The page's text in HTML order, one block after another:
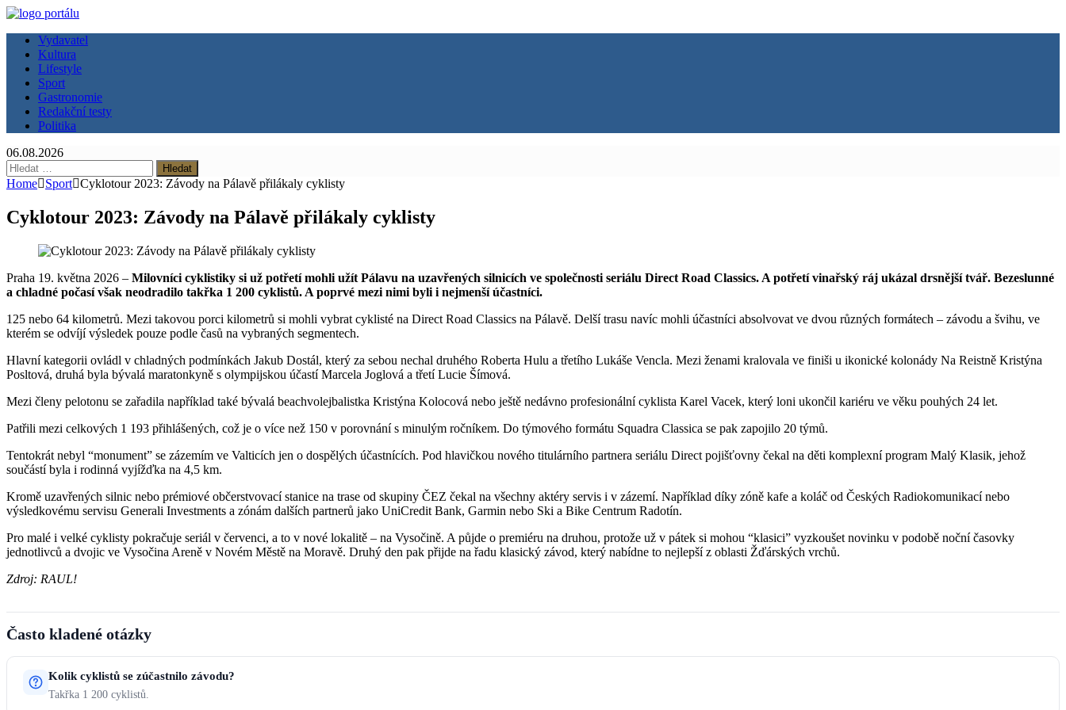
Vydavatel
Kultura
Lifestyle
Sport
Gastronomie
Redakční testy
Politika
06.08.2026
Vyhledávání
Home
Sport Cyklotour 2023: Závody na Pálavě přilákaly cyklisty
Cyklotour 2023: Závody na Pálavě přilákaly cyklisty
Praha 19. května 2026 – Milovníci cyklistiky si už potřetí mohli užít Pálavu na uzavřených silnicích ve společnosti seriálu Direct Road Classics. A potřetí vinařský ráj ukázal drsnější tvář. Bezeslunné
a chladné počasí však neodradilo takřka 1 200 cyklistů. A poprvé mezi nimi byli i nejmenší účastníci.
125 nebo 64 kilometrů. Mezi takovou porci kilometrů si mohli vybrat cyklisté na Direct Road Classics na Pálavě. Delší trasu navíc mohli účastníci absolvovat ve dvou různých formátech – závodu a švihu, ve
kterém se odvíjí výsledek pouze podle časů na vybraných segmentech.
Hlavní kategorii ovládl v chladných podmínkách Jakub Dostál, který za sebou nechal druhého Roberta Hulu a třetího Lukáše Vencla. Mezi ženami kralovala ve finiši u ikonické kolonády Na Reistně Kristýna
Posltová, druhá byla bývalá maratonkyně s olympijskou účastí Marcela Joglová a třetí Lucie Šímová.
Mezi členy pelotonu se zařadila například také bývalá beachvolejbalistka Kristýna Kolocová nebo ještě nedávno profesionální cyklista Karel Vacek, který loni ukončil kariéru ve věku pouhých 24 let.
Patřili mezi celkových 1 193 přihlášených, což je o více než 150 v porovnání s minulým ročníkem. Do týmového formátu Squadra Classica se pak zapojilo 20 týmů.
Tentokrát nebyl “monument” se zázemím ve Valticích jen o dospělých účastnících. Pod hlavičkou nového titulárního partnera seriálu Direct pojišťovny čekal na děti komplexní program Malý Klasik, jehož
součástí byla i rodinná vyjížďka na 4,5 km.
Kromě uzavřených silnic nebo prémiové občerstvovací stanice na trase od skupiny ČEZ čekal na všechny aktéry servis i v zázemí. Například díky zóně kafe a koláč od Českých Radiokomunikací nebo
výsledkovému servisu Generali Investments a zónám dalších partnerů jako UniCredit Bank, Garmin nebo Ski a Bike Centrum Radotín.
Pro malé i velké cyklisty pokračuje seriál v červenci, a to v nové lokalitě – na Vysočině. A půjde o premiéru na druhou, protože už v pátek si mohou “klasici” vyzkoušet novinku v podobě noční časovky
jednotlivců a dvojic ve Vysočina Areně v Novém Městě na Moravě. Druhý den pak přijde na řadu klasický závod, který nabídne to nejlepší z oblasti Žďárských vrchů.
Zdroj: RAUL!
Často kladené otázky
Kolik cyklistů se zúčastnilo závodu?
Takřka 1 200 cyklistů.